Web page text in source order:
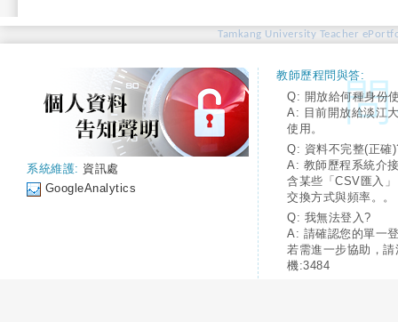
Tamkang University Teacher
系統維護: 資訊處
GoogleAnalytics
教師歷程問與答:
Q: 開放給何種身份
A: 目前開放給淡江
使用。
Q: 資料不完整(正確
A: 教師歷程系統介
含某些「CSV匯入
交換方式與頻率。。
Q: 我無法登入?
A: 請確認您的單一
若需進一步協助，
機:3484